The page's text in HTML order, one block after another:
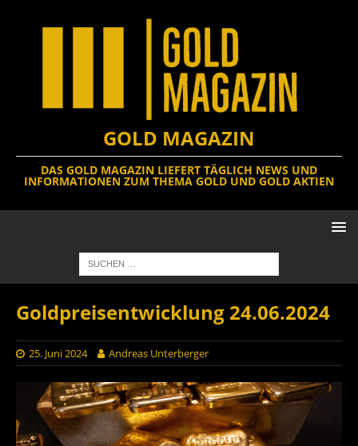
GOLD MAGAZIN
DAS GOLD MAGAZIN LIEFERT TÄGLICH NEWS UND
INFORMATIONEN ZUM THEMA GOLD UND GOLD AKTIEN
Goldpreisentwicklung 24.06.2024
25. Juni 2024 Andreas Unterberger